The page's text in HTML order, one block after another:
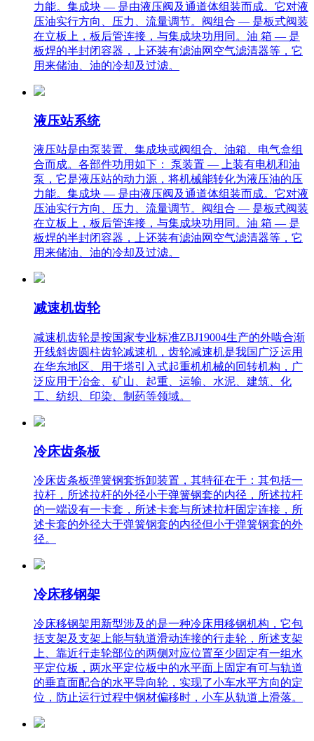
力能。集成块 — 是由液压阀及通道体组装而成。它对液
压油实行方向、压力、流量调节。阀组合 — 是板式阀装
在立板上，板后管连接，与集成块功用同。油 箱 — 是
板焊的半封闭容器，上还装有滤油网空气滤清器等，它
用来储油、油的冷却及过滤。
液压站系统
液压站是由泵装置、集成块或阀组合、油箱、电气盒组
合而成。各部件功用如下： 泵装置 — 上装有电机和油
泵，它是液压站的动力源，将机械能转化为液压油的压
力能。集成块 — 是由液压阀及通道体组装而成。它对液
压油实行方向、压力、流量调节。阀组合 — 是板式阀装
在立板上，板后管连接，与集成块功用同。油 箱 — 是
板焊的半封闭容器，上还装有滤油网空气滤清器等，它
用来储油、油的冷却及过滤。
减速机齿轮
减速机齿轮是按国家专业标准ZBJ19004生产的外啮合渐
开线斜齿圆柱齿轮减速机，齿轮减速机是我国广泛运用
在华东地区、用于塔引入式起重机机械的回转机构，广
泛应用于冶金、矿山、起重、运输、水泥、建筑、化
工、纺织、印染、制药等领域。
冷床齿条板
冷床齿条板弹簧钢套拆卸装置，其特征在于：其包括一
拉杆，所述拉杆的外径小于弹簧钢套的内径，所述拉杆
的一端设有一卡套，所述卡套与所述拉杆固定连接，所
述卡套的外径大于弹簧钢套的内径但小于弹簧钢套的外
径。
冷床移钢架
冷床移钢架用新型涉及的是一种冷床用移钢机构，它包
括支架及支架上能与轨道滑动连接的行走轮，所述支架
上、靠近行走轮部位的两侧对应位置至少固定有一组水
平定位板，两水平定位板中的水平面上固定有可与轨道
的垂直面配合的水平导向轮，实现了小车水平方向的定
位，防止运行过程中钢材偏移时，小车从轨道上滑落。